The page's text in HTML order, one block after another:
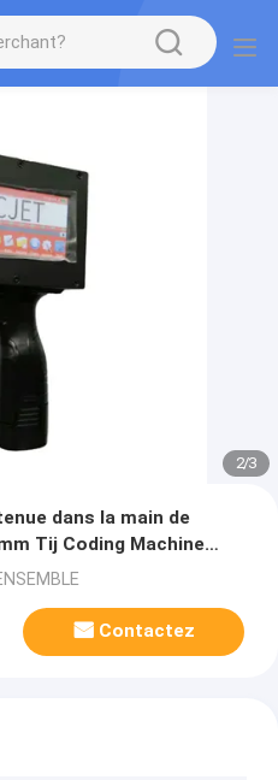
2/3
dans la main de
Tij Coding Machine
de date
Contactez